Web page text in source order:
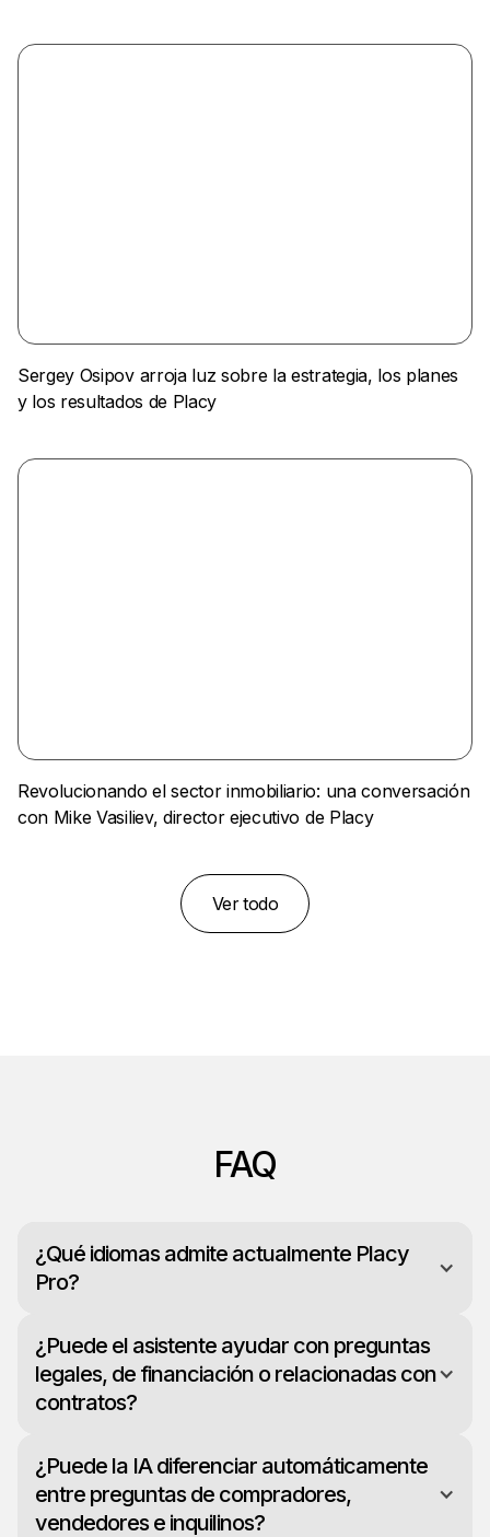
Sergey Osipov arroja luz sobre la estrategia, los planes
y los resultados de Placy
Revolucionando el sector inmobiliario: una conversación
con Mike Vasiliev, director ejecutivo de Placy
Ver todo
FAQ
¿Qué idiomas admite actualmente Placy
Pro?
¿Puede el asistente ayudar con preguntas
legales, de financiación o relacionadas con
contratos?
¿Puede la IA diferenciar automáticamente
entre preguntas de compradores,
vendedores e inquilinos?